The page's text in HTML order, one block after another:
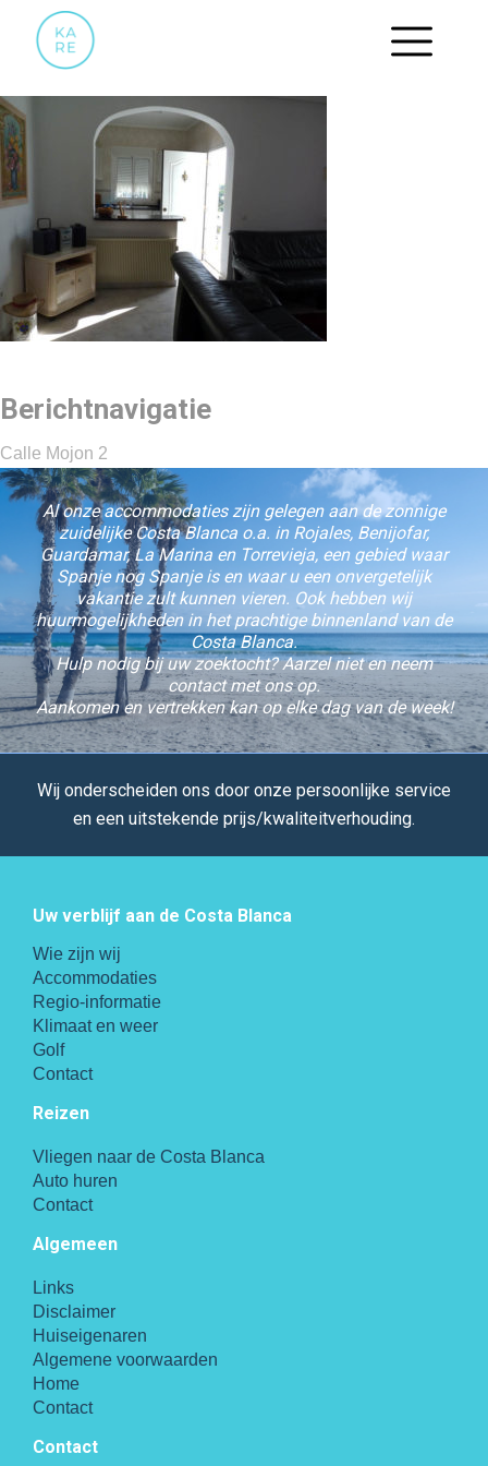
Berichtnavigatie
Calle Mojon 2
Al onze accommodaties zijn gelegen aan de zonnige
zuidelijke Costa Blanca o.a. in Rojales, Benijofar,
Guardamar, La Marina en Torrevieja, een gebied waar
Spanje nog Spanje is en waar u een onvergetelijk
vakantie zult kunnen vieren. Ook hebben wij
huurmogelijkheden in het prachtige binnenland van de
Costa Blanca.
Hulp nodig bij uw zoektocht? Aarzel niet en neem
contact met ons op.
Aankomen en vertrekken kan op elke dag van de week!
Wij onderscheiden ons door onze persoonlijke service
en een uitstekende prijs/kwaliteitverhouding.
Uw verblijf aan de Costa Blanca
Wie zijn wij
Accommodaties
Regio-informatie
Klimaat en weer
Golf
Contact
Reizen
Vliegen naar de Costa Blanca
Auto huren
Contact
Algemeen
Links
Disclaimer
Huiseigenaren
Algemene voorwaarden
Home
Contact
Contact